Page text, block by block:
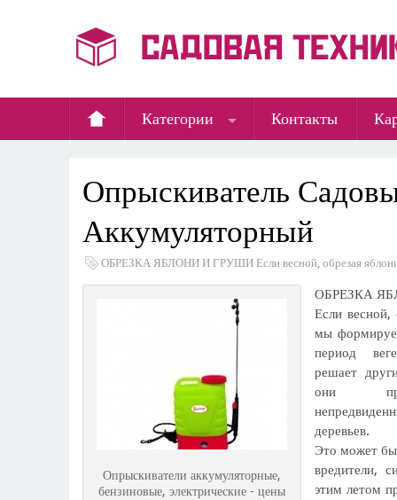
Категории Контакты
Опрыскиватель
Аккумуляторный
ОБРЕЗКА ЯБЛОНИ И ГРУШИ Если весной, обрезая
Опрыскиватели аккумуляторные,
бензиновые, электрические - цены
ОБРЕЗКА
Если весной,
мы
период
решает
они
деревьев.
Это может
вредители,
этим летом